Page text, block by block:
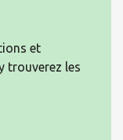
et
trouverez les